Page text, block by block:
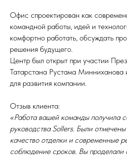
Офис спроектирован как
командной работы, идей и
комфортно работать, обсуждать
решения будущего.
Центр был открыт при участии
Татарстана Рустама Минниханова
для развития компании.
Отзыв клиента:
«Работа вашей команды получила
руководства Sollers. Были
качество отделки и современные
соблюдение сроков. Вы